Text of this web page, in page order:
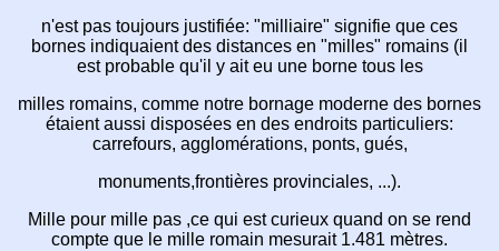
n'est pas toujours justifiée: "milliaire" signifie que ces
bornes indiquaient des distances en "milles" romains (il
est probable qu'il y ait eu une borne tous les
milles romains, comme notre bornage moderne des bornes
étaient aussi disposées en des endroits particuliers:
carrefours, agglomérations, ponts, gués,
monuments,frontières provinciales, ...).
Mille pour mille pas ,ce qui est curieux quand on se rend
compte que le mille romain mesurait 1.481 mètres.